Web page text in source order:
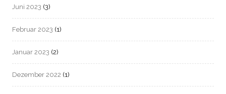
Juni 2023 (3)
Februar 2023 (1)
Januar 2023 (2)
Dezember 2022 (1)